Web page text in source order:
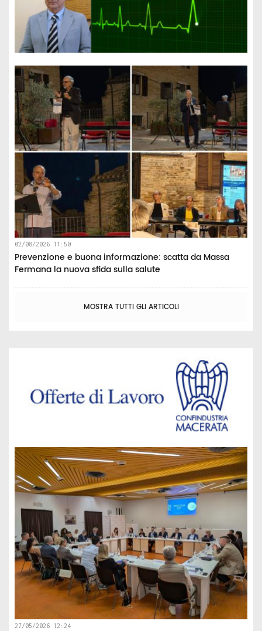
02/08/2026 11:50
Prevenzione e buona informazione: scatta da Massa
Fermana la nuova sfida sulla salute
MOSTRA TUTTI GLI ARTICOLI
27/05/2026 12:24